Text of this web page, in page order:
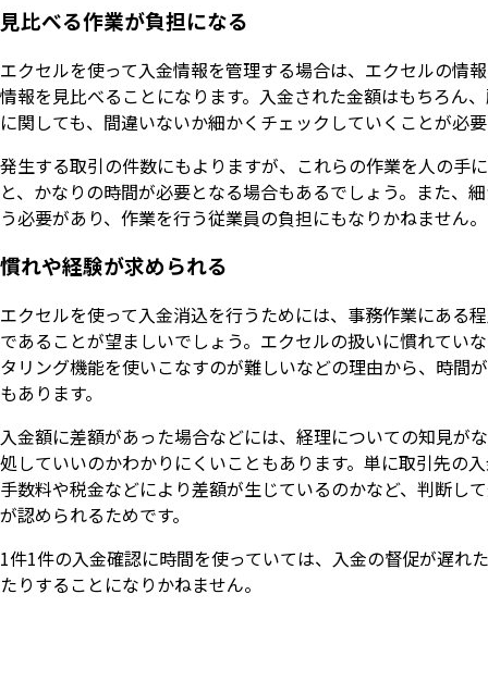
見比べる作業が負担になる
エクセルを使って入金情報を管理する場合は、エクセルの情
情報を見比べることになります。入金された金額はもちろん
に関しても、間違いないか細かくチェックしていくことが必
発生する取引の件数にもよりますが、これらの作業を人の手
と、かなりの時間が必要となる場合もあるでしょう。また、
う必要があり、作業を行う従業員の負担にもなりかねません。
慣れや経験が求められる
エクセルを使って入金消込を行うためには、事務作業にある
であることが望ましいでしょう。エクセルの扱いに慣れてい
タリング機能を使いこなすのが難しいなどの理由から、時間
もあります。
入金額に差額があった場合などには、経理についての知見が
処していいのかわかりにくいこともあります。単に取引先の
手数料や税金などにより差額が生じているのかなど、判断し
が認められるためです。
1件1件の入金確認に時間を使っていては、入金の督促が遅れ
たりすることになりかねません。